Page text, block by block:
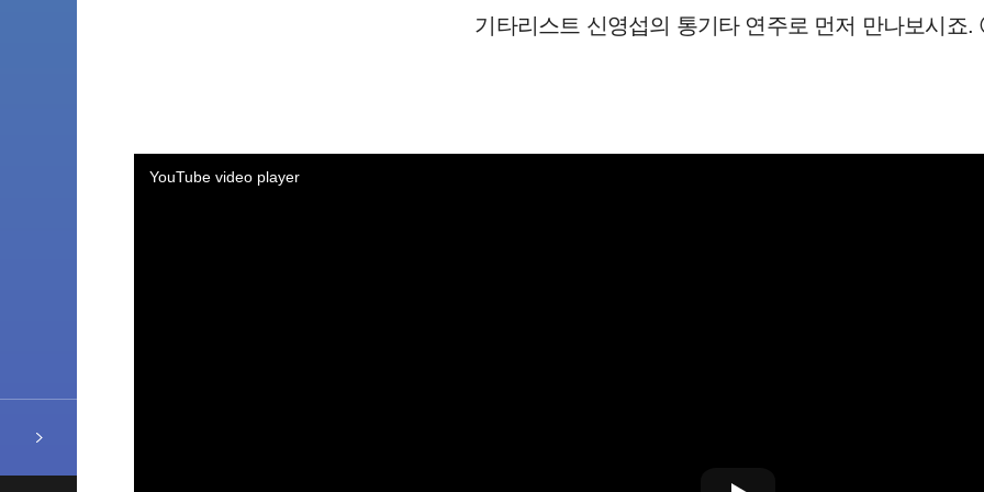
기타리스트 신영섭의 통기타 연주로 먼저 만나보시죠.
YouTube video player